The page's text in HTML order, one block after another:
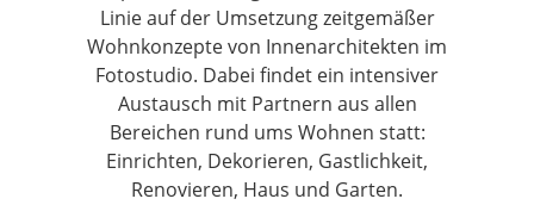
Linie auf der Umsetzung zeitgemäßer
Wohnkonzepte von Innenarchitekten im
Fotostudio. Dabei findet ein intensiver
Austausch mit Partnern aus allen
Bereichen rund ums Wohnen statt:
Einrichten, Dekorieren, Gastlichkeit,
Renovieren, Haus und Garten.